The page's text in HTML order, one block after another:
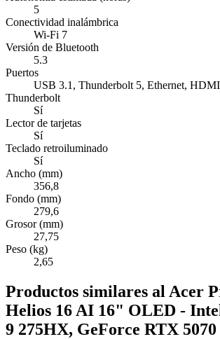
5
Conectividad inalámbrica
Wi-Fi 7
Versión de Bluetooth
5.3
Puertos
USB 3.1, Thunderbolt 5, Ethernet, HDMI
Thunderbolt
Sí
Lector de tarjetas
Sí
Teclado retroiluminado
Sí
Ancho (mm)
356,8
Fondo (mm)
279,6
Grosor (mm)
27,75
Peso (kg)
2,65
Productos similares al Acer
Helios 16 AI 16" OLED -
9 275HX, GeForce RTX